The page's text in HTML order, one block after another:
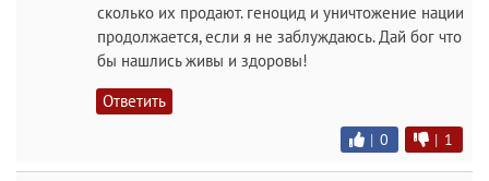
сколько их продают. геноцид и уничтожение нации
продолжается, если я не заблуждаюсь. Дай бог что
бы нашлись живы и здоровы!
Ответить
| 0 | 1